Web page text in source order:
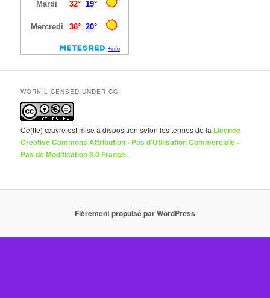
WORK LICENSED UNDER CC
Ce(tte) œuvre est mise à disposition selon les termes de la Licence
Creative Commons Attribution - Pas d’Utilisation Commerciale -
Pas de Modification 3.0 France.
Fièrement propulsé par WordPress